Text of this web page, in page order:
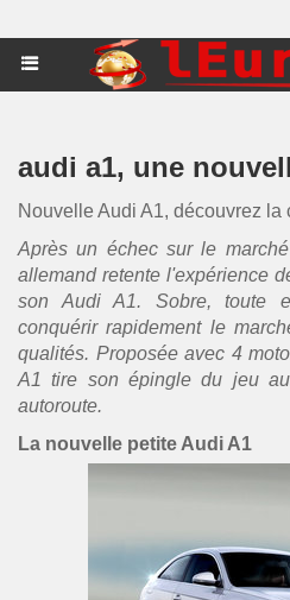
audi a1, une
Nouvelle Audi A1, découvrez la
Après un échec sur le
allemand retente l'expérience
son Audi A1. Sobre, toute
conquérir rapidement le
qualités. Proposée avec 4
A1 tire son épingle du jeu
autoroute.
La nouvelle petite Audi A1